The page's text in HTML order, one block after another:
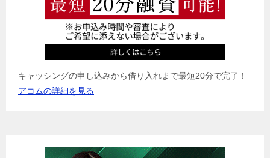
キャッシングの申し込みから借り入れまで最短20分で完了！
アコムの詳細を見る